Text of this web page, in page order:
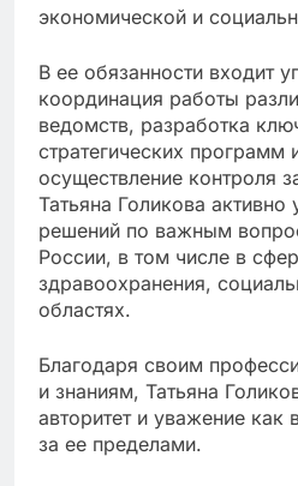
экономической и
В ее обязанности входит
координация работы
ведомств, разработка
стратегических
осуществление контроля
Татьяна Голикова активно
решений по важным
России, в том числе в
здравоохранения,
областях.
Благодаря своим
и знаниям, Татьяна
авторитет и уважение как
за ее пределами.